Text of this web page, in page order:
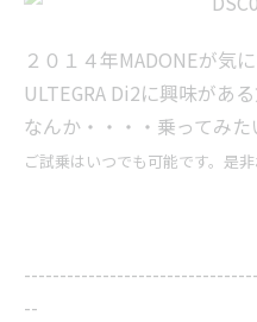
２０１４年MADONEが気
ULTEGRA Di2に興味がある
なんか・・・・乗ってみた
ご試乗はいつでも可能です。是
--